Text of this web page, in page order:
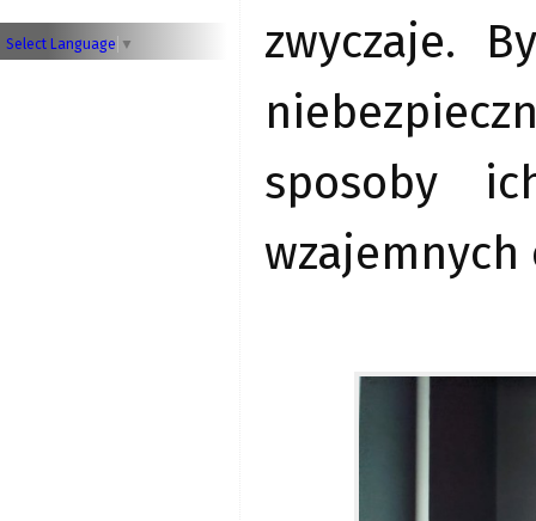
Select Language ▼
zwyczaje.
sposoby
wzajemnych